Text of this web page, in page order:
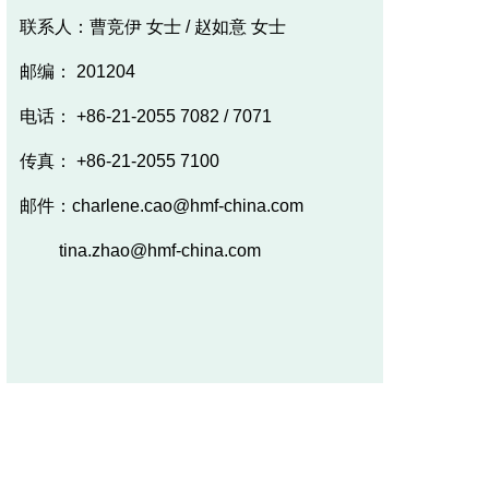
联系人：曹竞伊 女士 / 赵如意 女士
邮编： 201204
电话： +86-21-2055 7082 / 7071
传真： +86-21-2055 7100
邮件：charlene.cao@hmf-china.com
tina.zhao@hmf-china.com